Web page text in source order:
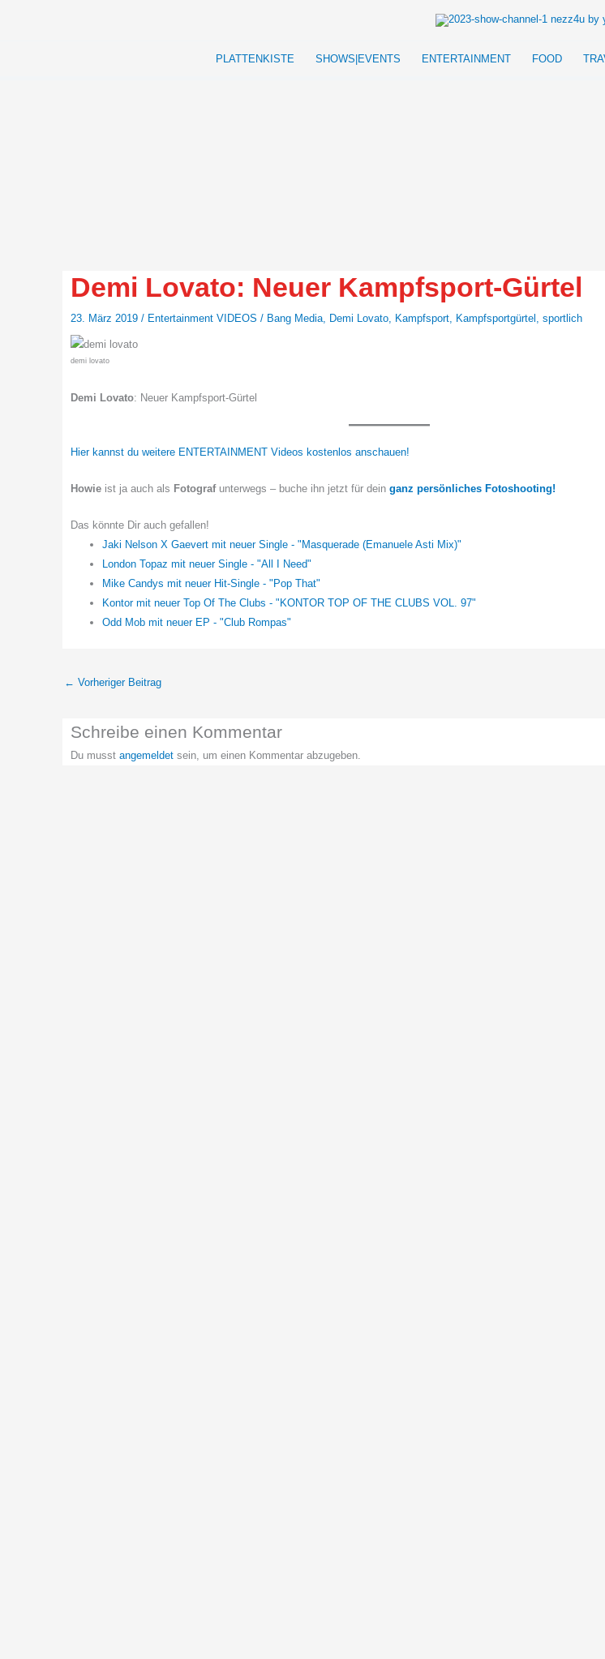
PLATTENKISTE
SHOWS|EVENTS ENTERTAINMENT FOOD
Demi Lovato: Neuer Kampfsport-Gürtel
23. März 2019 / Entertainment VIDEOS / Bang Media, Demi Lovato, Kampfsport, Kampfsportgürtel , sportlich
demi lovato
Demi Lovato: Neuer Kampfsport-Gürtel
Hier kannst du weitere ENTERTAINMENT Videos kostenlos anschauen!
Howie ist ja auch als Fotografunterwegs – buche ihn jetzt für dein ganz persönliches Fotoshooting!
Das könnte Dir auch gefallen!
Jaki Nelson X Gaevert mit neuer Single - "Masquerade (Emanuele Asti Mix)"
London Topaz mit neuer Single - "All I Need"
Mike Candys mit neuer Hit-Single - "Pop That"
Kontor mit neuer Top Of The Clubs - "KONTOR TOP OF THE CLUBS VOL. 97"
Odd Mob mit neuer EP - "Club Rompas"
← Vorheriger Beitrag
Schreibe einen Kommentar
Du musst angemeldet sein, um einen Kommentar abzugeben.